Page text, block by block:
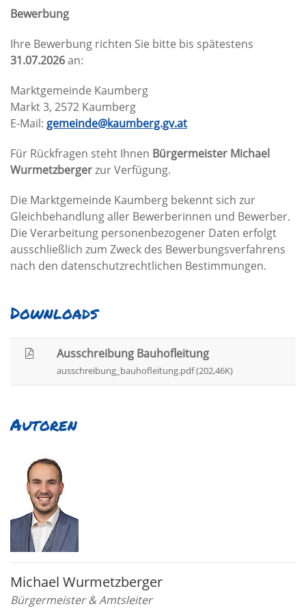
Bewerbung
Ihre Bewerbung richten Sie bitte bis spätestens
31.07.2026an:
Marktgemeinde Kaumberg
Markt 3, 2572 Kaumberg
E-Mail: gemeinde@kaumberg.gv.at
Für Rückfragen steht Ihnen Bürgermeister Michael
Wurmetzbergerzur Verfügung.
Die Marktgemeinde Kaumberg bekennt sich zur
Gleichbehandlung aller Bewerberinnen und Bewerber.
Die Verarbeitung personenbezogener Daten erfolgt
ausschließlich zum Zweck des Bewerbungsverfahrens
nach den datenschutzrechtlichen Bestimmungen.
Downloads
Ausschreibung Bauhofleitung
ausschreibung_bauhofleitung.pdf (202,46K)
Autoren
Michael Wurmetzberger
Bürgermeister & Amtsleiter